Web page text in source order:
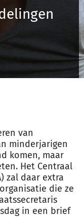
van
minderjarigen
komen, maar
Het Centraal
zal daar extra
die ze
in een brief